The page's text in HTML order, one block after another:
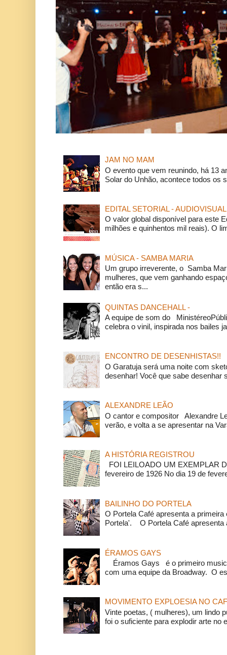
JAM NO MAM
O evento que vem reunindo, há 13
Solar do Unhão, acontece todos os
EDITAL SETORIAL - AUDIOVISUAL
O valor global disponível para este
milhões e quinhentos mil reais). O
MÚSICA - SAMBA MARIA
Um grupo irreverente, o Samba
mulheres, que vem ganhando
então era s...
QUINTAS DANCEHALL -
A equipe de som do
celebra o vinil, inspirada nos bailes
ENCONTRO DE DESENHISTAS!!
O Garatuja será uma noite com
desenhar! Você que sabe desenhar
ALEXANDRE LEÃO
O cantor e compositor Alexandre
verão, e volta a se apresentar na
A HISTÓRIA REGISTROU
FOI LEILOADO UM EXEMPLAR
fevereiro de 1926 No dia 19 de
BAILINHO DO PORTELA
O Portela Café apresenta a
Portela'. O Portela Café apresenta
ÉRAMOS GAYS
Éramos Gays é o primeiro
com uma equipe da Broadway. O
MOVIMENTO EXPLOESIA NO
Vinte poetas, ( mulheres), um lindo
foi o suficiente para explodir arte no